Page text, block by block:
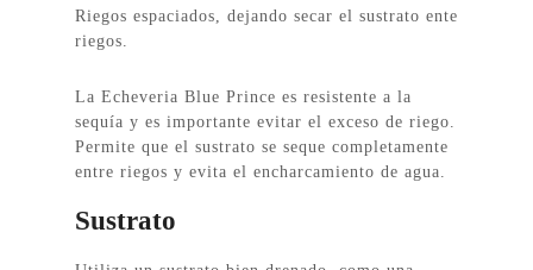
Riegos espaciados, dejando secar el sustrato ente
riegos.
La Echeveria Blue Prince es resistente a la
sequía y es importante evitar el exceso de riego.
Permite que el sustrato se seque completamente
entre riegos y evita el encharcamiento de agua.
Sustrato